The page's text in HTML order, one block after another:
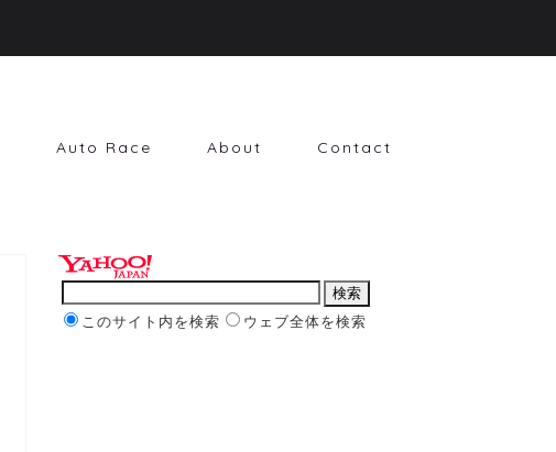
Auto Race About Contact
このサイト内を検索 ウェブ全体を検索